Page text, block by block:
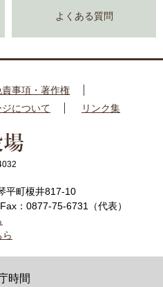
よくある質問
責事項・著作権
について リンク集
平町榎井817-10
Fax：0877-75-6731（代表）
時間